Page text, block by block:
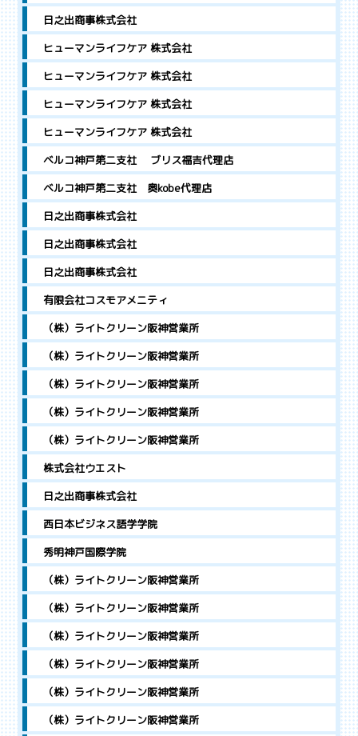
日之出商事株式会社
ヒューマンライフケア 株式会社
ヒューマンライフケア 株式会社
ヒューマンライフケア 株式会社
ヒューマンライフケア 株式会社
ベルコ神戸第二支社 ブリス福吉代理店
ベルコ神戸第二支社 奥kobe代理店
日之出商事株式会社
日之出商事株式会社
日之出商事株式会社
有限会社コスモアメニティ
（株）ライトクリーン阪神営業所
（株）ライトクリーン阪神営業所
（株）ライトクリーン阪神営業所
（株）ライトクリーン阪神営業所
（株）ライトクリーン阪神営業所
株式会社ウエスト
日之出商事株式会社
西日本ビジネス語学学院
秀明神戸国際学院
（株）ライトクリーン阪神営業所
（株）ライトクリーン阪神営業所
（株）ライトクリーン阪神営業所
（株）ライトクリーン阪神営業所
（株）ライトクリーン阪神営業所
（株）ライトクリーン阪神営業所